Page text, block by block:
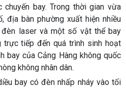
bay. Trong thời gian vừa
địa bàn phường xuất hiện nhiều
đèn laser và một số vật thể bay
trực tiếp đến quá trình sinh hoạt
bay của Cảng Hàng không quốc
không nhân dân.
bay có đèn nhấp nháy vào tối